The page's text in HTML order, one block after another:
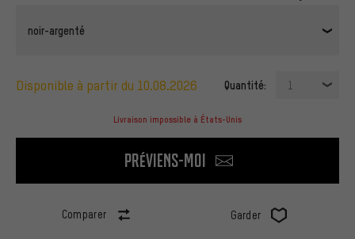
noir-argenté
disponible à partir du 10.08.2026 Quantité: 1
Livraison impossible à États-Unis
Préviens-moi
Comparer Garder